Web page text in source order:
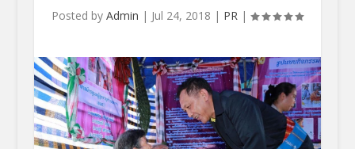
Posted byAdmin | Jul 24, 2018 | PR |